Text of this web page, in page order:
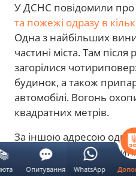
У ДСНС повідомили про
та пожежі одразу в
Одна з найбільших
частині міста. Там після
загорілися
будинок, а також
автомобілі. Вогонь
квадратних метрів.
За іншою адресою
приватні житлові
вдалося ліквідувати
Опитування WhatsApp